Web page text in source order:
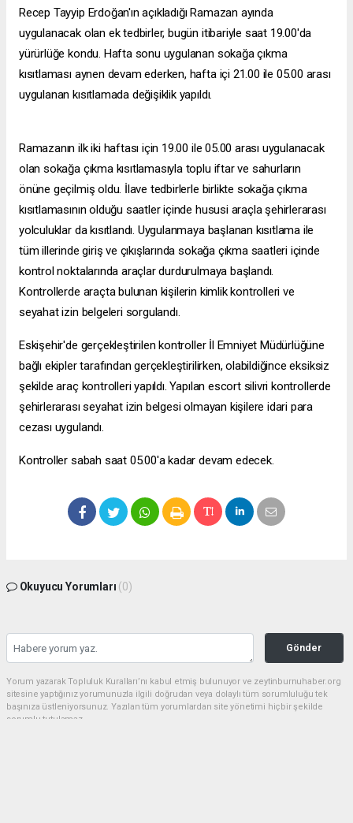
Recep Tayyip Erdoğan'ın açıkladığı Ramazan ayında
uygulanacak olan ek tedbirler, bugün itibariyle saat 19.00'da
yürürlüğe kondu. Hafta sonu uygulanan sokağa çıkma
kısıtlaması aynen devam ederken, hafta içi 21.00 ile 05.00 arası
uygulanan kısıtlamada değişiklik yapıldı.
Ramazanın ilk iki haftası için 19.00 ile 05.00 arası uygulanacak
olan sokağa çıkma kısıtlamasıyla toplu iftar ve sahurların
önüne geçilmiş oldu. İlave tedbirlerle birlikte sokağa çıkma
kısıtlamasının olduğu saatler içinde hususi araçla şehirlerarası
yolculuklar da kısıtlandı. Uygulanmaya başlanan kısıtlama ile
tüm illerinde giriş ve çıkışlarında sokağa çıkma saatleri içinde
kontrol noktalarında araçlar durdurulmaya başlandı.
Kontrollerde araçta bulunan kişilerin kimlik kontrolleri ve
seyahat izin belgeleri sorgulandı.
Eskişehir'de gerçekleştirilen kontroller İl Emniyet Müdürlüğüne
bağlı ekipler tarafından gerçekleştirilirken, olabildiğince eksiksiz
şekilde araç kontrolleri yapıldı. Yapılan escort silivri kontrollerde
şehirlerarası seyahat izin belgesi olmayan kişilere idari para
cezası uygulandı.
Kontroller sabah saat 05.00'a kadar devam edecek.
Okuyucu Yorumları (0)
Gönder
Yorum yazarak Topluluk Kuralları’nı kabul etmiş bulunuyor ve zeytinburnuhaber.org
sitesine yaptığınız yorumunuzla ilgili doğrudan veya dolaylı tüm sorumluluğu tek
başınıza üstleniyorsunuz. Yazılan tüm yorumlardan site yönetimi hiçbir şekilde
sorumlu tutulamaz.